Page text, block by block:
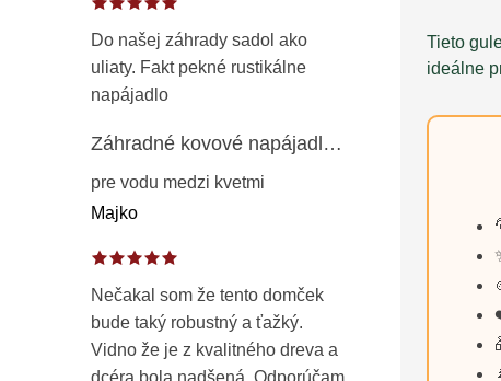
Do našej záhrady sadol ako
uliaty. Fakt pekné rustikálne
napájadlo
Záhradné kovové napájadlo pre vtáky 8 cm / 104 cm – dekorácia z patinovanej ocele v prírodnej hrdzi
pre vodu medzi kvetmi
Majko
Nečakal som že tento domček
bude taký robustný a ťažký.
Vidno že je z kvalitného dreva a
dcéra bola nadšená. Odporúčam
Tieto
ideálne